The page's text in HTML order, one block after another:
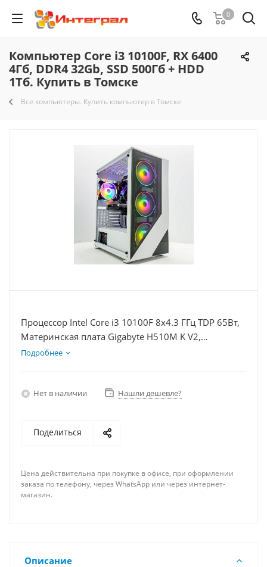
0
Компьютер Core i3 10100F, RX 6400
4Гб, DDR4 32Gb, SSD 500Гб + HDD
1Тб. Купить в Томске
Все компьютеры. Купить компьютер в Томске
Процессор Intel Core i3 10100F 8x4.3 ГГц TDP 65Вт,
Материнская плата Gigabyte H510M K V2,
Видеокарта RX 6400 4Гб, Память DDR4 32Gb,
Подробнее
Нет в наличии Нашли дешевле?
Поделиться
Цена действительна при покупке в офисе, при оформлении
заказа по телефону, через WhatsApp или через интернет-
магазин.
Описание